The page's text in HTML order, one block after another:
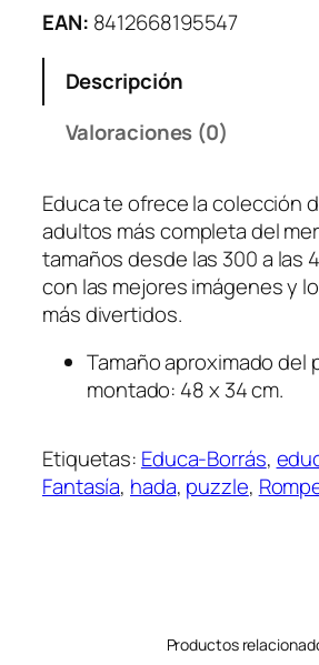
C
a
a
s
H
a
d
0
P
EAN: 8412668195547
Descripción
Valoraciones (0)
Educa te ofrece la colección
adultos más completa del
tamaños desde las 300 a las
con las mejores imágenes y
más divertidos.
Tamaño aproximado del
montado: 48 x 34 cm.
Etiquetas: Educa-Borrás,
Fantasía, hada, puzzle,
Productos